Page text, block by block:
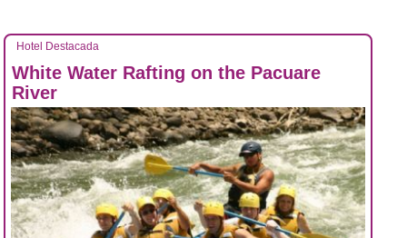
Hotel Destacada
White Water Rafting on the Pacuare
River